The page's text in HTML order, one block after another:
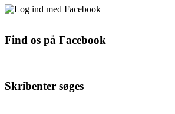
Find os på Facebook
Skribenter søges